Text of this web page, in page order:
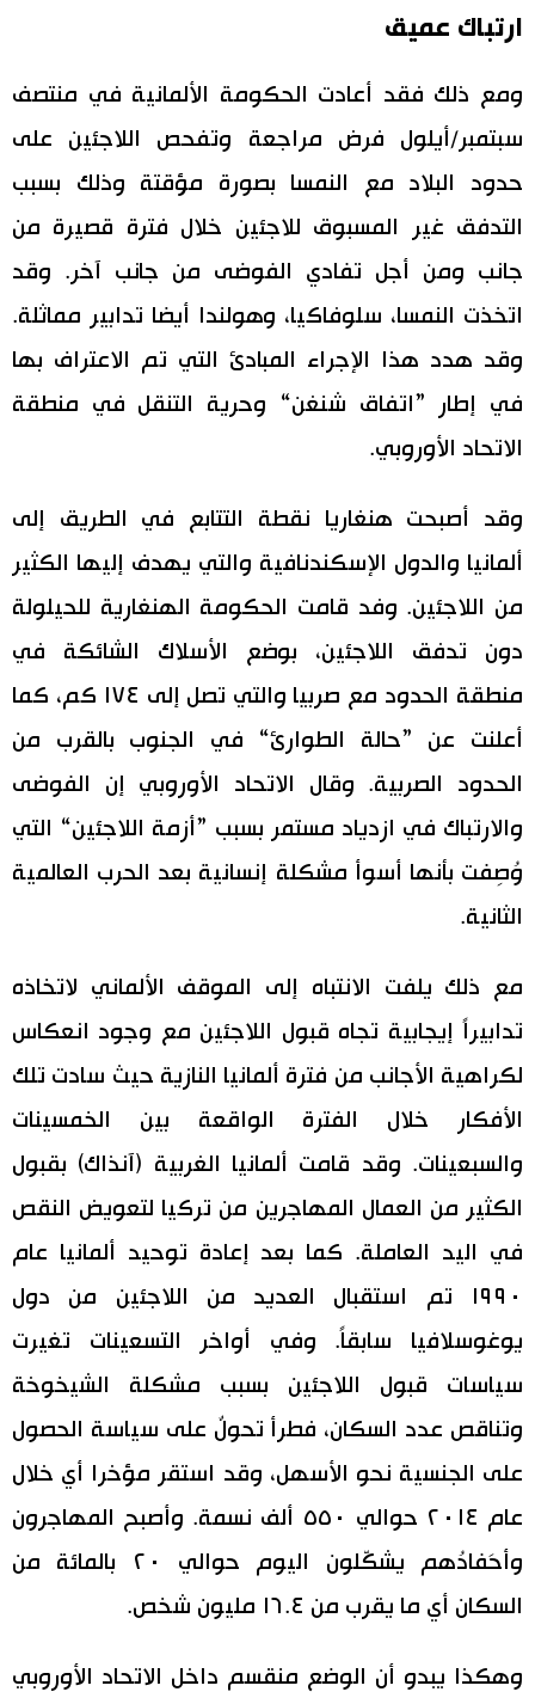
ارتباك عميق
ومع ذلك فقد أعادت الحكومة الألمانية في منتصف
سبتمبر/أيلول فرض مراجعة وتفحص اللاجئين على
حدود البلاد مع النمسا بصورة مؤقتة وذلك بسبب
التدفق غير المسبوق للاجئين خلال فترة قصيرة من
جانب ومن أجل تفادي الفوضى من جانب آخر. وقد
اتخذت النمسا، سلوفاكيا، وهولندا أيضا تدابير مماثلة.
وقد هدد هذا الإجراء المبادئ التي تم الاعتراف بها
في إطار ”اتفاق شنغن“ وحرية التنقل في منطقة
الاتحاد الأوروبي.
وقد أصبحت هنغاريا نقطة التتابع في الطريق إلى
ألمانيا والدول الإسكندنافية والتي يهدف إليها الكثير
من اللاجئين. وفد قامت الحكومة الهنغارية للحيلولة
دون تدفق اللاجئين، بوضع الأسلاك الشائكة في
منطقة الحدود مع صربيا والتي تصل إلى ١٧٤ كم، كما
أعلنت عن ”حالة الطوارئ“ في الجنوب بالقرب من
الحدود الصربية. وقال الاتحاد الأوروبي إن الفوضى
والارتباك في ازدياد مستمر بسبب ”أزمة اللاجئين“ التي
وُصِفت بأنها أسوأ مشكلة إنسانية بعد الحرب العالمية
الثانية.
مع ذلك يلفت الانتباه إلى الموقف الألماني لاتخاذه
تدابيراً إيجابية تجاه قبول اللاجئين مع وجود انعكاس
لكراهية الأجانب من فترة ألمانيا النازية حيث سادت تلك
الأفكار خلال الفترة الواقعة بين الخمسينات
والسبعينات. وقد قامت ألمانيا الغربية (آنذاك) بقبول
الكثير من العمال المهاجرين من تركيا لتعويض النقص
في اليد العاملة. كما بعد إعادة توحيد ألمانيا عام
١٩٩٠ تم استقبال العديد من اللاجئين من دول
يوغوسلافيا سابقاً. وفي أواخر التسعينات تغيرت
سياسات قبول اللاجئين بسبب مشكلة الشيخوخة
وتناقص عدد السكان، فطرأ تحولٌ على سياسة الحصول
على الجنسية نحو الأسهل، وقد استقر مؤخرا أي خلال
عام ٢٠١٤ حوالي ٥٥٠ ألف نسمة. وأصبح المهاجرون
وأحَفادُهم يشكّلون اليوم حوالي ٢٠ بالمائة من
السكان أي ما يقرب من ١٦.٤ مليون شخص.
وهكذا يبدو أن الوضع منقسم داخل الاتحاد الأوروبي